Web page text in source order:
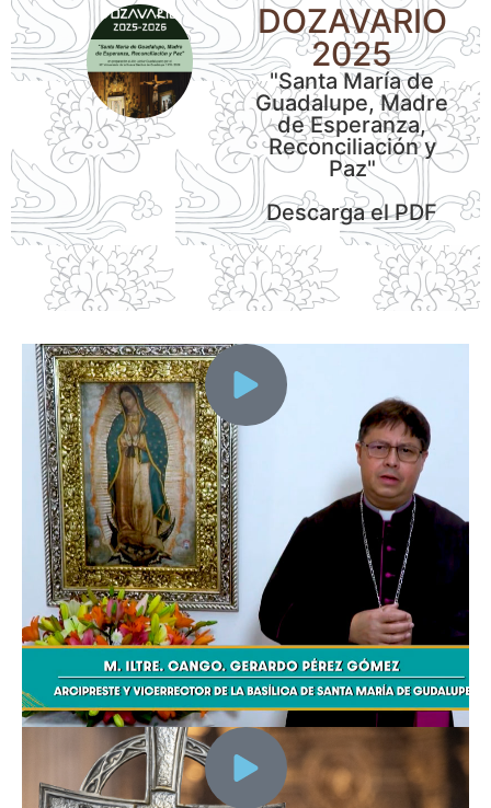
DOZAVARIO
2025
"Santa María de
Guadalupe, Madre
de Esperanza,
Reconciliación y
Paz"
Descarga el PDF